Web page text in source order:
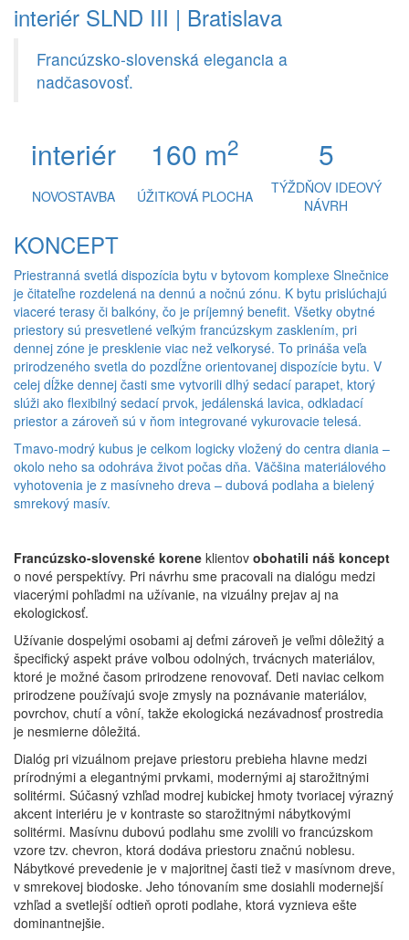
interiér SLND III | Bratislava
Francúzsko-slovenská elegancia a
nadčasovosť.
interiér 160 m2 5
NOVOSTAVBA ÚŽITKOVÁ PLOCHA
TÝŽDŇOV IDEOVÝ
NÁVRH
KONCEPT
Priestranná svetlá dispozícia bytu v bytovom komplexe Slnečnice
je čitateľne rozdelená na dennú a nočnú zónu. K bytu prislúchajú
viaceré terasy či balkóny, čo je príjemný benefit. Všetky obytné
priestory sú presvetlené veľkým francúzskym zasklením, pri
dennej zóne je presklenie viac než veľkorysé. To prináša veľa
prirodzeného svetla do pozdĺžne orientovanej dispozície bytu. V
celej dĺžke dennej časti sme vytvorili dlhý sedací parapet, ktorý
slúži ako flexibilný sedací prvok, jedálenská lavica, odkladací
priestor a zároveň sú v ňom integrované vykurovacie telesá.
Tmavo-modrý kubus je celkom logicky vložený do centra diania –
okolo neho sa odohráva život počas dňa. Väčšina materiálového
vyhotovenia je z masívneho dreva – dubová podlaha a bielený
smrekový masív.
Francúzsko-slovenské korene klientov obohatili náš koncept
o nové perspektívy. Pri návrhu sme pracovali na dialógu medzi
viacerými pohľadmi na užívanie, na vizuálny prejav aj na
ekologickosť.
Užívanie dospelými osobami aj deťmi zároveň je veľmi dôležitý a
špecifický aspekt práve voľbou odolných, trvácnych materiálov,
ktoré je možné časom prirodzene renovovať. Deti naviac celkom
prirodzene používajú svoje zmysly na poznávanie materiálov,
povrchov, chutí a vôní, takže ekologická nezávadnosť prostredia
je nesmierne dôležitá.
Dialóg pri vizuálnom prejave priestoru prebieha hlavne medzi
prírodnými a elegantnými prvkami, modernými aj starožitnými
solitérmi. Súčasný vzhľad modrej kubickej hmoty tvoriacej výrazný
akcent interiéru je v kontraste so starožitnými nábytkovými
solitérmi. Masívnu dubovú podlahu sme zvolili vo francúzskom
vzore tzv. chevron, ktorá dodáva priestoru značnú noblesu.
Nábytkové prevedenie je v majoritnej časti tiež v masívnom dreve,
v smrekovej biodoske. Jeho tónovaním sme dosiahli modernejší
vzhľad a svetlejší odtieň oproti podlahe, ktorá vyznieva ešte
dominantnejšie.